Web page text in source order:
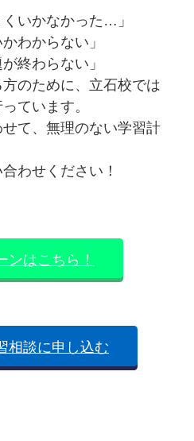
くいかなかった…」
わからない」
終わらない」
のために、立石校では
ています。
て、無理のない学習計
わせください！
ンはこちら！
相談に申し込む